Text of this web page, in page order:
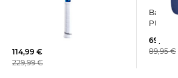
114,99 €
229,99 €
Babolat | Tennisrucksack
PURE
69,19 €
89,95 €